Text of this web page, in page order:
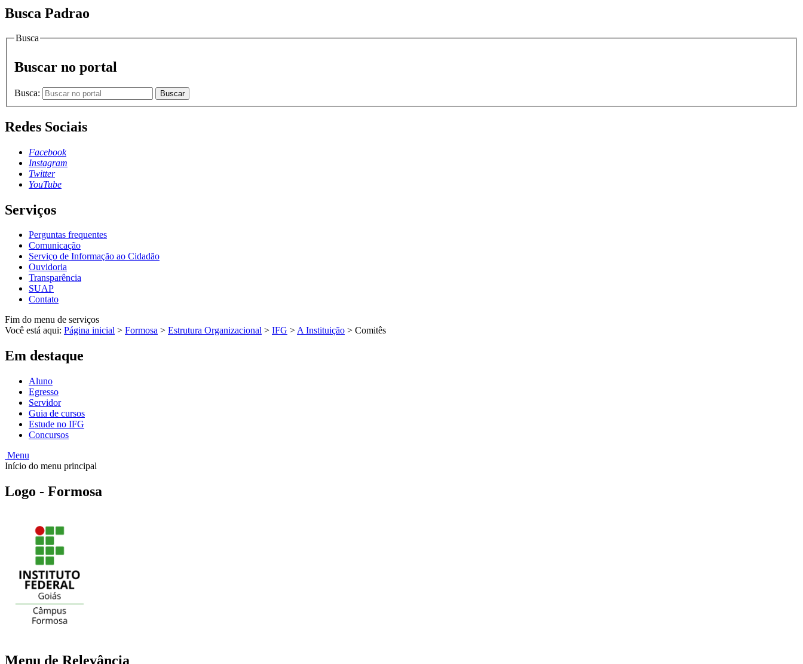
Busca Padrao
Busca
Buscar no portal
Busca: Buscar
Redes Sociais
Facebook
Instagram
Twitter
YouTube
Serviços
Perguntas frequentes
Comunicação
Serviço de Informação ao Cidadão
Ouvidoria
Transparência
SUAP
Contato
Fim do menu de serviços
Você está aqui: Página inicial > Formosa > Estrutura Organizacional > IFG >A Instituição > Comitês
Em destaque
Aluno
Egresso
Servidor
Guia de cursos
Estude no IFG
Concursos
Menu
Início do menu principal
Logo - Formosa
Menu de Relevância